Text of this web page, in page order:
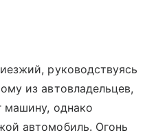
руководствуясь
из автовладельцев,
машину, однако
автомобиль. Огонь